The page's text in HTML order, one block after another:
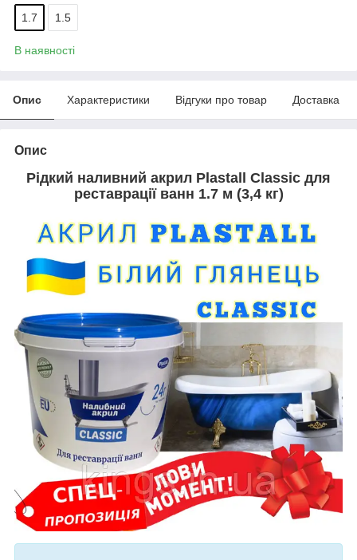
1.7 1.5
В наявності
Опис Характеристики Відгуки про товар Доставка
Опис
Рідкий наливний акрил Plastall Classic для
реставрації ванн 1.7 м (3,4 кг)